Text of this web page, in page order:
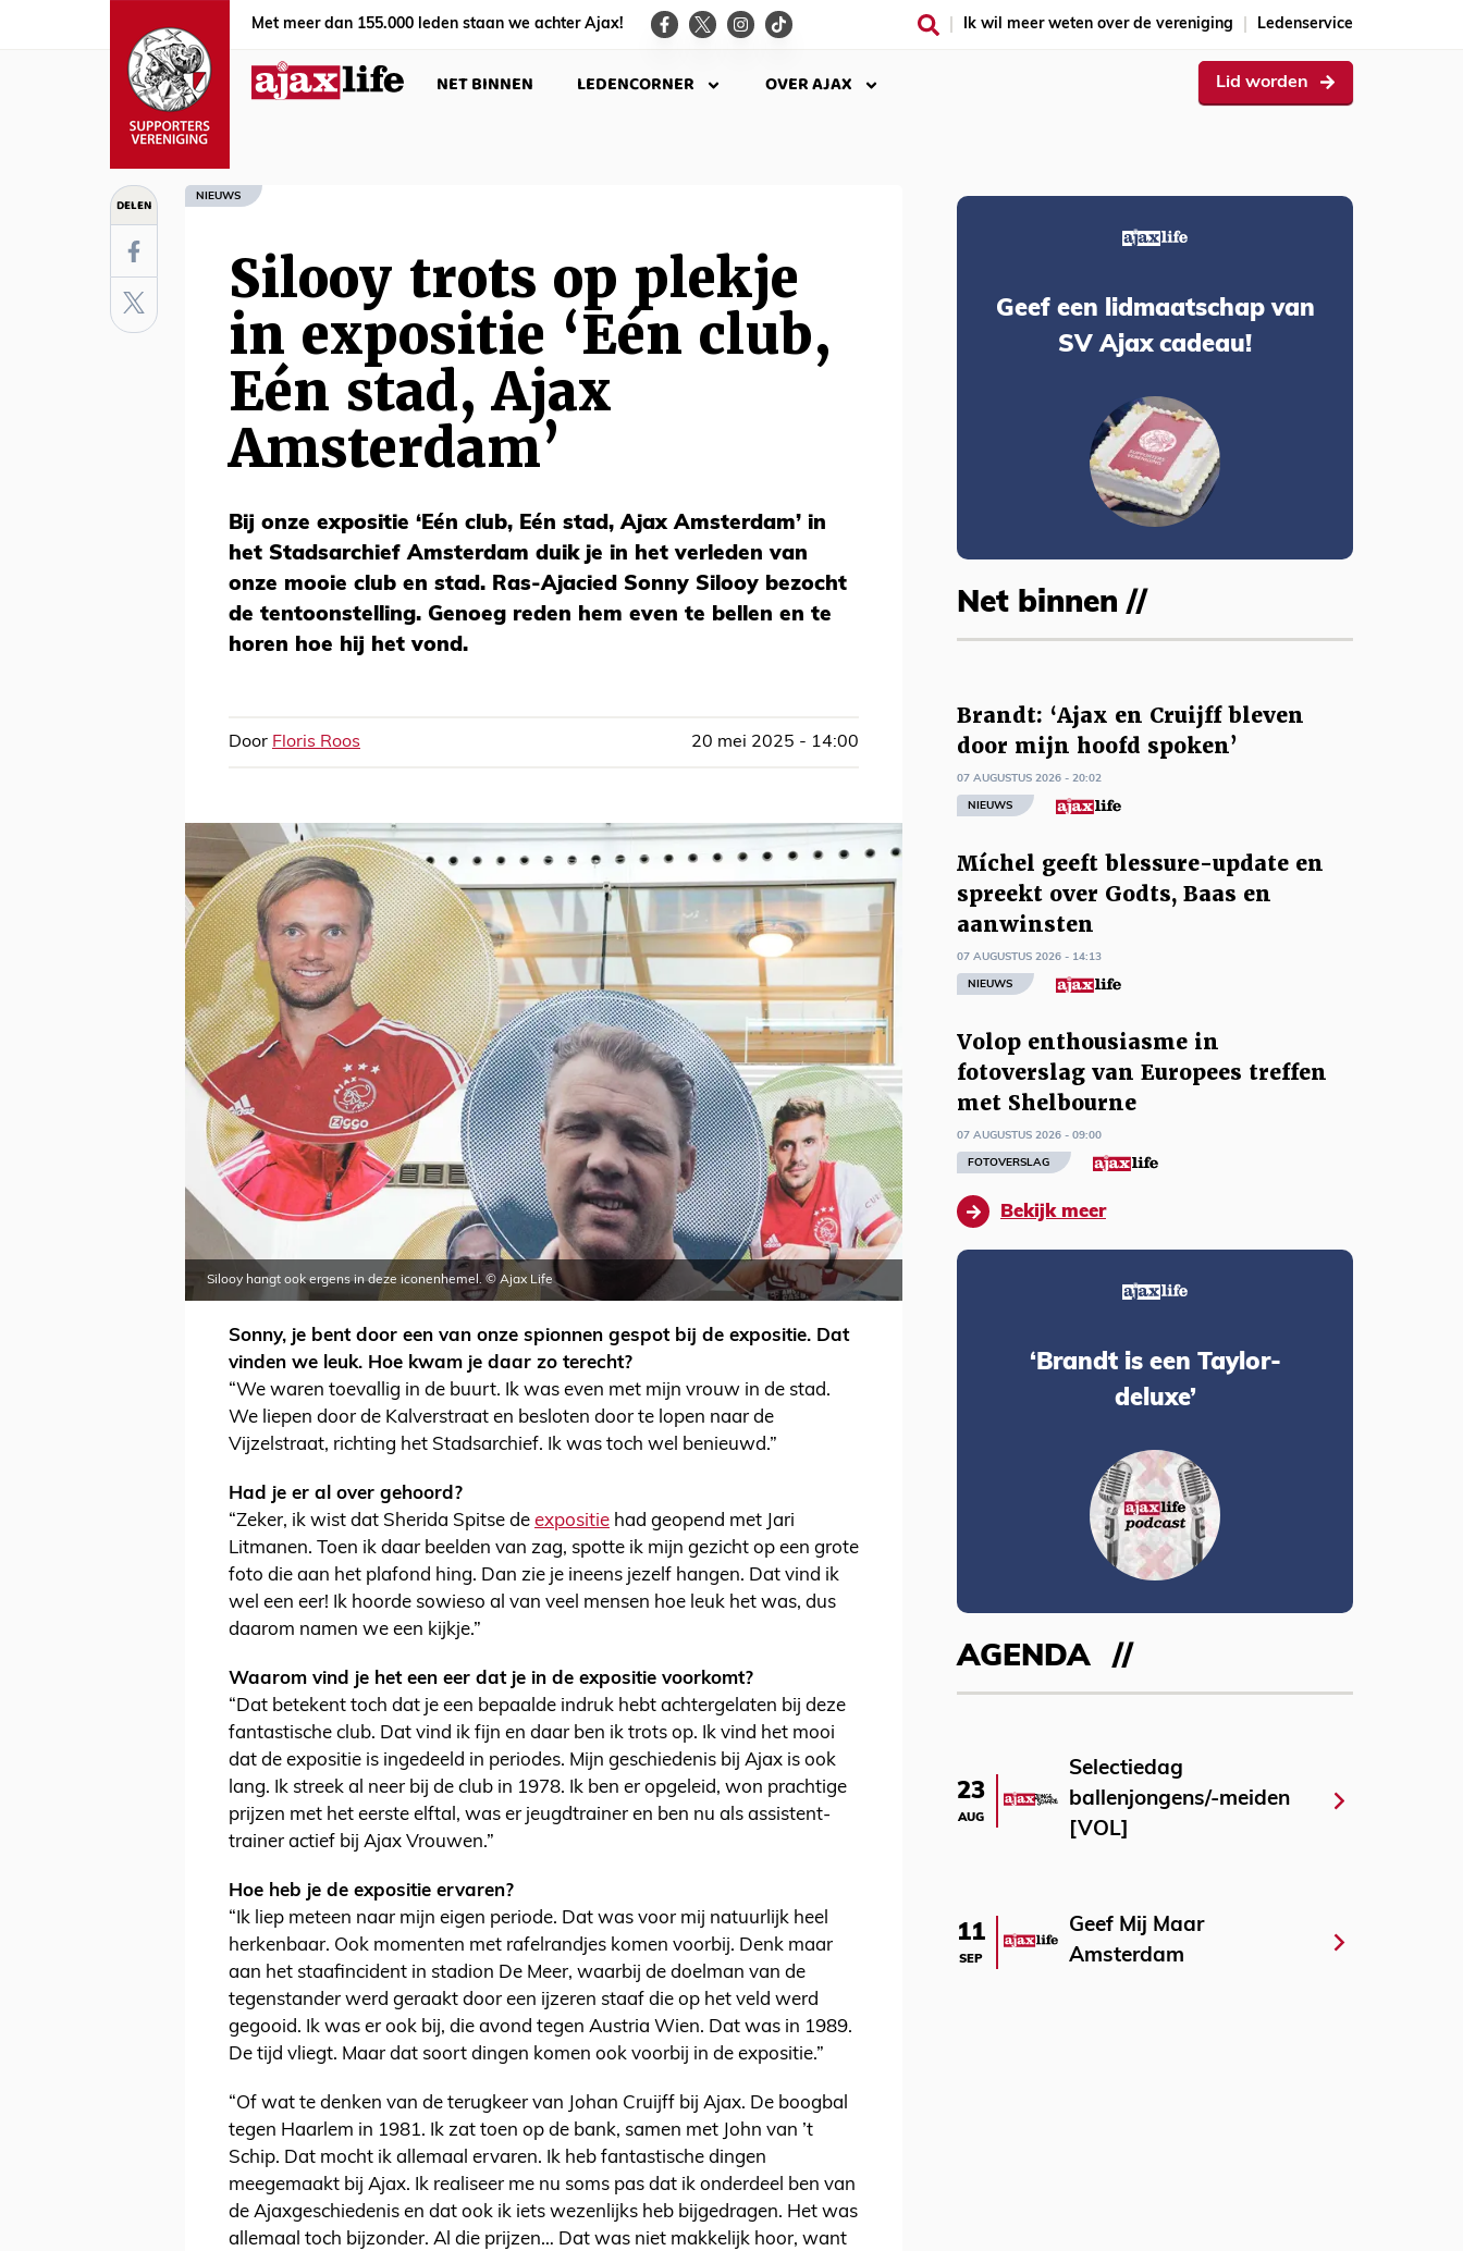
Met meer dan 155.000 leden staan we achter Ajax! Ik wil meer weten over de vereniging Ledenservice
NET BINNEN LEDENCORNER OVER AJAX Lid worden
DELEN NIEUWS
Silooy trots op plekje
in expositie ‘Eén club,
Eén stad, Ajax
Amsterdam’
Bij onze expositie ‘Eén club, Eén stad, Ajax Amsterdam’ in
het Stadsarchief Amsterdam duik je in het verleden van
onze mooie club en stad. Ras-Ajacied Sonny Silooy bezocht
de tentoonstelling. Genoeg reden hem even te bellen en te
horen hoe hij het vond.
Door Floris Roos 20 mei 2025 - 14:00
Silooy hangt ook ergens in deze iconenhemel. © Ajax Life
Sonny, je bent door een van onze spionnen gespot bij de expositie. Dat
vinden we leuk. Hoe kwam je daar zo terecht?
“We waren toevallig in de buurt. Ik was even met mijn vrouw in de stad.
We liepen door de Kalverstraat en besloten door te lopen naar de
Vijzelstraat, richting het Stadsarchief. Ik was toch wel benieuwd.”
Had je er al over gehoord?
“Zeker, ik wist dat Sherida Spitse de expositie had geopend met Jari
Litmanen. Toen ik daar beelden van zag, spotte ik mijn gezicht op een grote
foto die aan het plafond hing. Dan zie je ineens jezelf hangen. Dat vind ik
wel een eer! Ik hoorde sowieso al van veel mensen hoe leuk het was, dus
daarom namen we een kijkje.”
Waarom vind je het een eer dat je in de expositie voorkomt?
“Dat betekent toch dat je een bepaalde indruk hebt achtergelaten bij deze
fantastische club. Dat vind ik fijn en daar ben ik trots op. Ik vind het mooi
dat de expositie is ingedeeld in periodes. Mijn geschiedenis bij Ajax is ook
lang. Ik streek al neer bij de club in 1978. Ik ben er opgeleid, won prachtige
prijzen met het eerste elftal, was er jeugdtrainer en ben nu als assistent-
trainer actief bij Ajax Vrouwen.”
Hoe heb je de expositie ervaren?
“Ik liep meteen naar mijn eigen periode. Dat was voor mij natuurlijk heel
herkenbaar. Ook momenten met rafelrandjes komen voorbij. Denk maar
aan het staafincident in stadion De Meer, waarbij de doelman van de
tegenstander werd geraakt door een ijzeren staaf die op het veld werd
gegooid. Ik was er ook bij, die avond tegen Austria Wien. Dat was in 1989.
De tijd vliegt. Maar dat soort dingen komen ook voorbij in de expositie.”
“Of wat te denken van de terugkeer van Johan Cruijff bij Ajax. De boogbal
tegen Haarlem in 1981. Ik zat toen op de bank, samen met John van ’t
Schip. Dat mocht ik allemaal ervaren. Ik heb fantastische dingen
meegemaakt bij Ajax. Ik realiseer me nu soms pas dat ik onderdeel ben van
de Ajaxgeschiedenis en dat ook ik iets wezenlijks heb bijgedragen. Het was
allemaal toch bijzonder. Al die prijzen… Dat was niet makkelijk hoor, want
Geef een lidmaatschap van
SV Ajax cadeau!
Net binnen //
Brandt: ‘Ajax en Cruijff bleven
door mijn hoofd spoken’
07 AUGUSTUS 2026 - 20:02
NIEUWS
Míchel geeft blessure-update en
spreekt over Godts, Baas en
aanwinsten
07 AUGUSTUS 2026 - 14:13
NIEUWS
Volop enthousiasme in
fotoverslag van Europees treffen
met Shelbourne
07 AUGUSTUS 2026 - 09:00
FOTOVERSLAG
Bekijk meer
‘Brandt is een Taylor-
deluxe’
AGENDA
23
AUG
Selectiedag
ballenjongens/-meiden
[VOL]
11
SEP
Geef Mij Maar
Amsterdam